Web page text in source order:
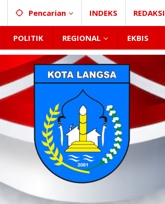
Pencarian INDEKS REDAKSI
POLITIK REGIONAL EKBIS